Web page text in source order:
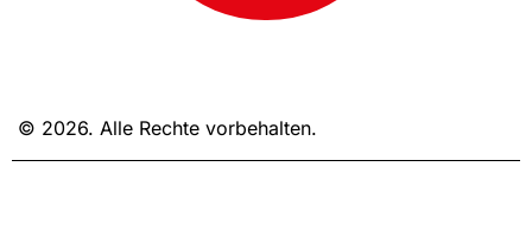
© 2026. Alle Rechte vorbehalten.